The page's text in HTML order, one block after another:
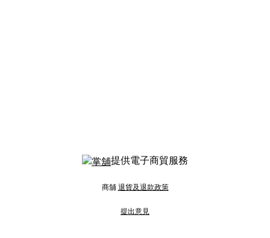
提供電子商貿服務
商舖 退貨及退款政策
提出意見